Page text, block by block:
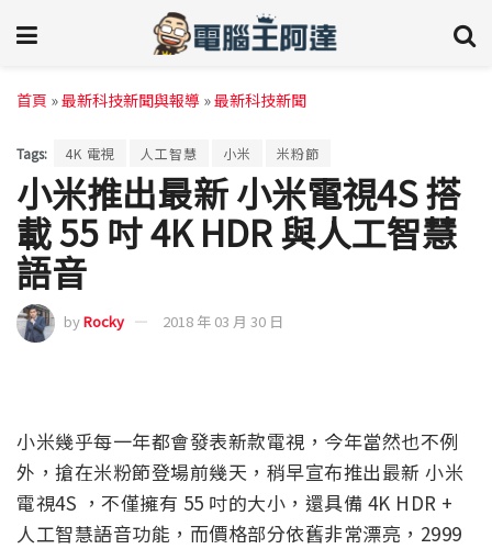
首頁 »最新科技新聞與報導 »最新科技新聞
Tags: 4K 電視 人工智慧 小米 米粉節
小米推出最新 小米電視4S 搭
載 55 吋 4K HDR 與人工智慧
語音
byRocky 2018 年 03 月 30 日
小米幾乎每一年都會發表新款電視，今年當然也不例
外，搶在米粉節登場前幾天，稍早宣布推出最新 小米
電視4S ，不僅擁有 55 吋的大小，還具備 4K HDR +
人工智慧語音功能，而價格部分依舊非常漂亮，2999